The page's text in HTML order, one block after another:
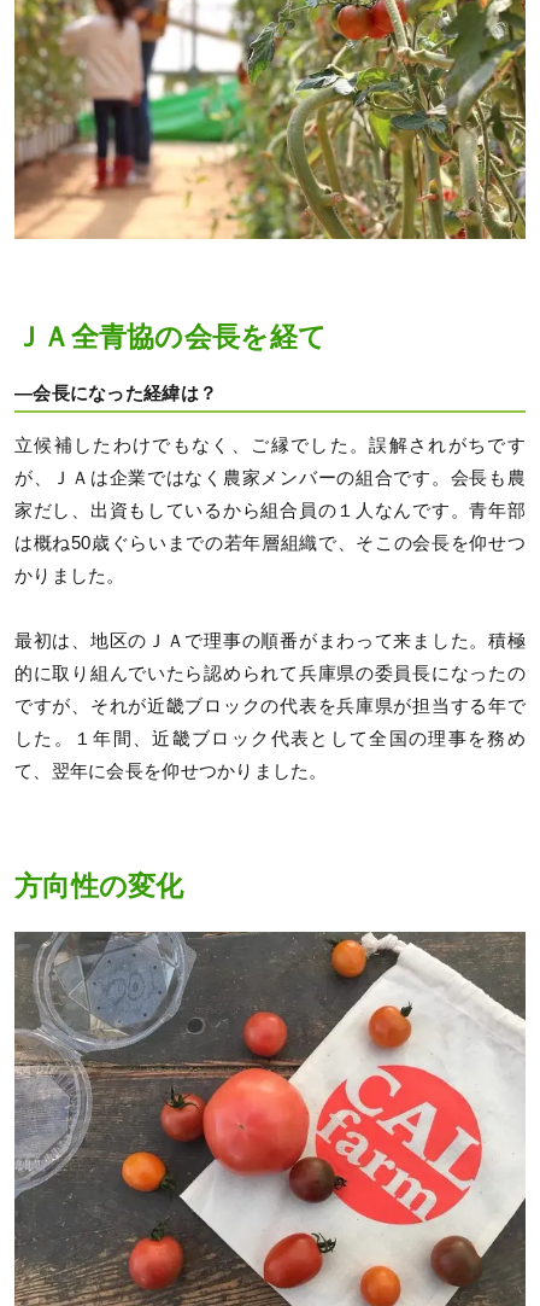
ＪＡ全青協の会長を経て
―会長になった経緯は？
立候補したわけでもなく、ご縁でした。誤解されがちです
が、ＪＡは企業ではなく農家メンバーの組合です。会長も農
家だし、出資もしているから組合員の１人なんです。青年部
は概ね50歳ぐらいまでの若年層組織で、そこの会長を仰せつ
かりました。
最初は、地区のＪＡで理事の順番がまわって来ました。積極
的に取り組んでいたら認められて兵庫県の委員長になったの
ですが、それが近畿ブロックの代表を兵庫県が担当する年で
した。１年間、近畿ブロック代表として全国の理事を務め
て、翌年に会長を仰せつかりました。
方向性の変化